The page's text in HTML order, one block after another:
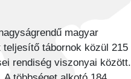
magyar
tábornok közül 215
rendiség viszonyai között.